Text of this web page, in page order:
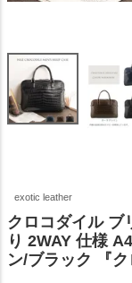
exotic leather
クロコダイル ブ
り 2WAY 仕様
ン/ブラック 『